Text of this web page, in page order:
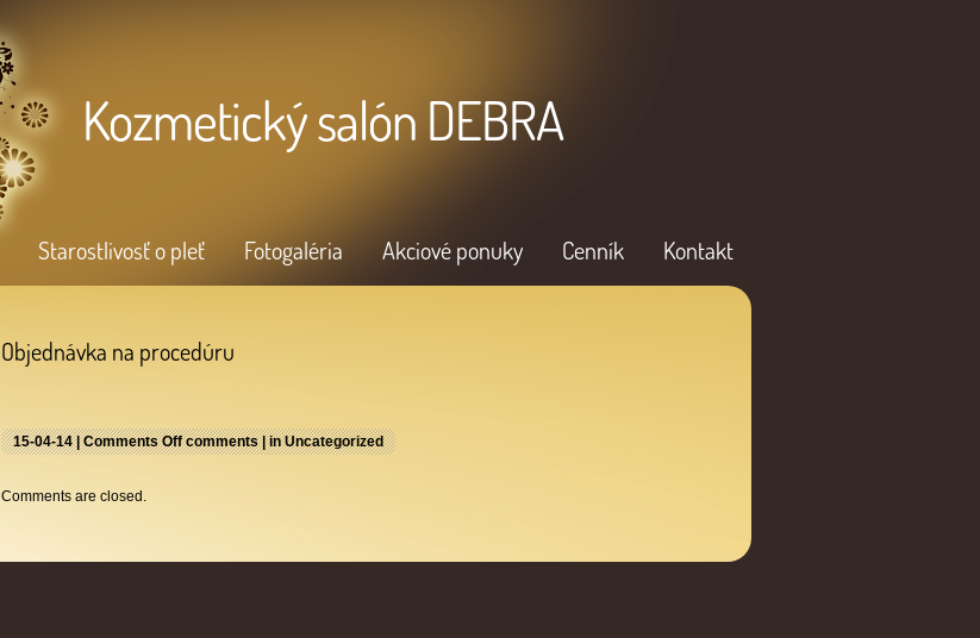
Kozmetický salón DEBRA
Starostlivosť o pleť Fotogaléria Akciové ponuky Cenník Kontakt
Objednávka na procedúru
15-04-14 |Comments Offcomments | inUncategorized
Comments are closed.